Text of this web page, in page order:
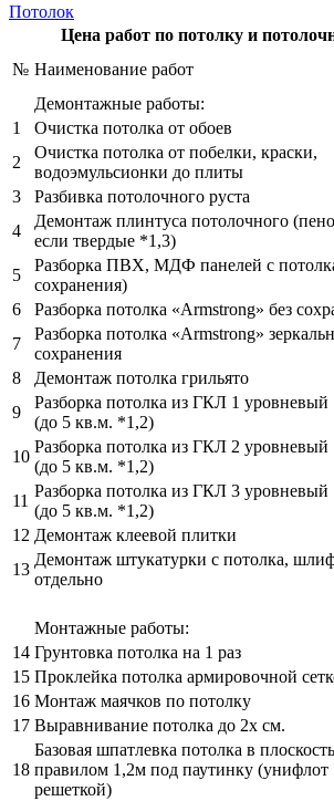
Потолок
Цена работ по потолку и
№ Наименование работ
Демонтажные работы:
1
Очистка потолка от обоев
2
Очистка потолка от побелки, краски,
водоэмульсионки до плиты
3
Разбивка потолочного руста
4
Демонтаж плинтуса потолочного
если твердые *1,3)
5
Разборка ПВХ, МДФ панелей с
сохранения)
6
Разборка потолка «Armstrong» без
7
Разборка потолка «Armstrong»
сохранения
8
Демонтаж потолка грильято
9
Разборка потолка из ГКЛ 1 уровневый
(до 5 кв.м. *1,2)
10
Разборка потолка из ГКЛ 2 уровневый
(до 5 кв.м. *1,2)
11
Разборка потолка из ГКЛ 3 уровневый
(до 5 кв.м. *1,2)
12 Демонтаж клеевой плитки
13
Демонтаж штукатурки с потолка,
отдельно
Монтажные работы:
14 Грунтовка потолка на 1 раз
15 Проклейка потолка армировочной
16 Монтаж маячков по потолку
17 Выравнивание потолка до 2х см.
18
Базовая шпатлевка потолка в плоскость
правилом 1,2м под паутинку (унифлот
решеткой)